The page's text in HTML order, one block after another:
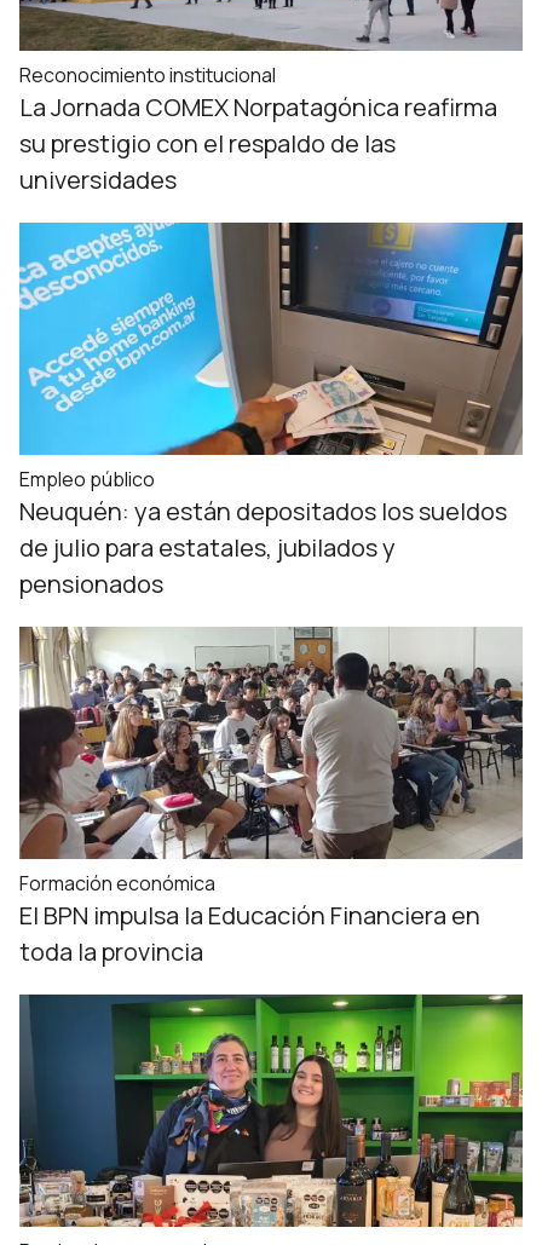
Reconocimiento institucional
La Jornada COMEX Norpatagónica reafirma
su prestigio con el respaldo de las
universidades
Empleo público
Neuquén: ya están depositados los sueldos
de julio para estatales, jubilados y
pensionados
Formación económica
El BPN impulsa la Educación Financiera en
toda la provincia